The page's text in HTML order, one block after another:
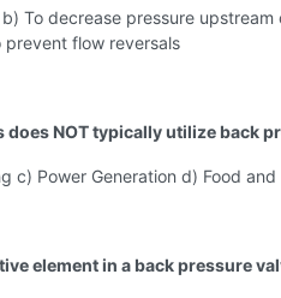
To decrease pressure upstream
flow reversals
NOT typically utilize back
c) Power Generation d) Food
element in a back pressure